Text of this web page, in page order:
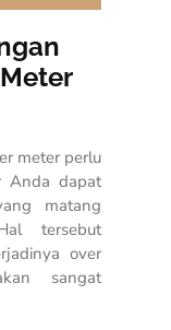
meter perlu
Anda dapat
matang
tersebut
over
sangat